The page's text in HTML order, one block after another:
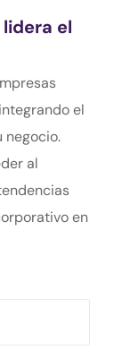
el
el
negocio.
al
en